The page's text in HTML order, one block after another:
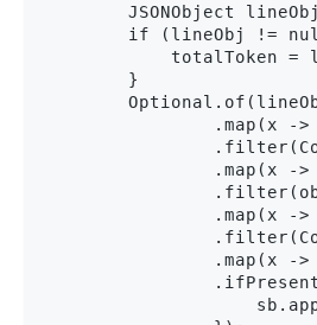
JSONObject
if (lineObj !=
totalToken =
        }
.map(x -
.map(x -
.map(x -
.map(x -